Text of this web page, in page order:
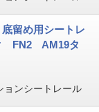
留め用シートレ
FN2 AM19タ
ョンシートレール